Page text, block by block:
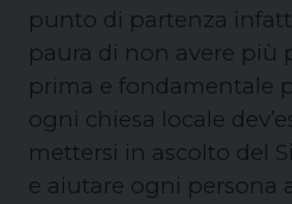
punto di partenza
paura di non avere più
prima e fondamentale
ogni chiesa locale
mettersi in ascolto del
e aiutare ogni persona